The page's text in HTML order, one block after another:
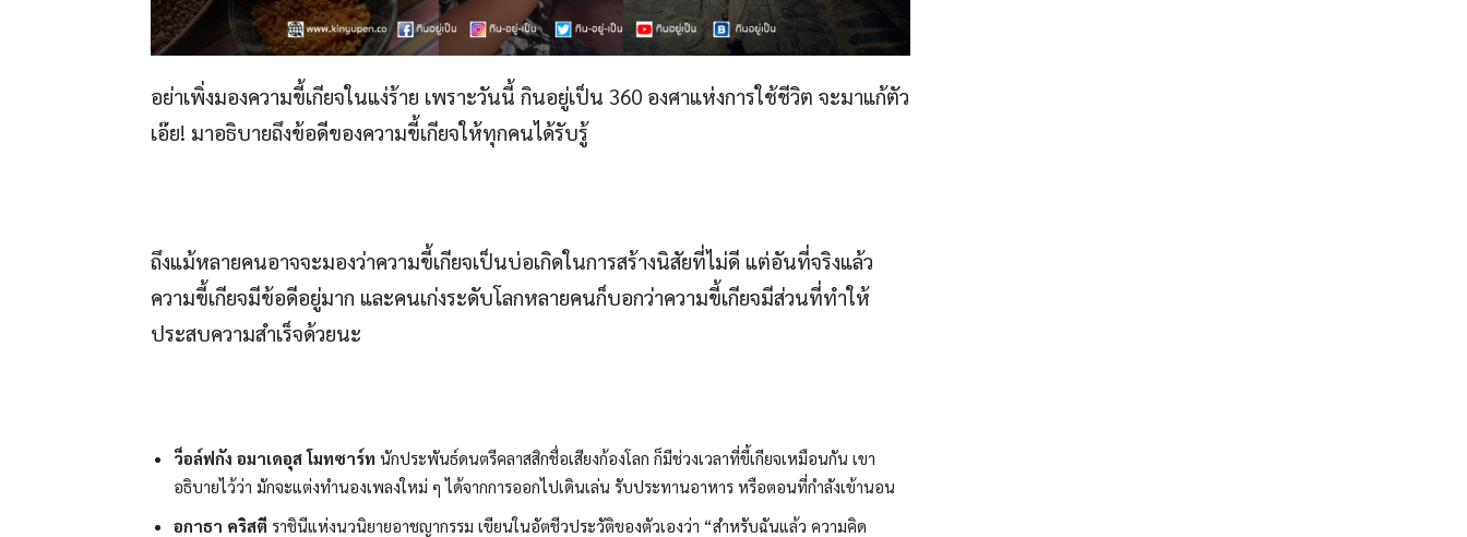
อย่าเพิ่งมองความขี้เกียจในแง่ร้าย เพราะวันนี้ กินอยู่เป็น 360 องศาแห่งการใช้ชีวิต จะมาแก้ตัว
เอ๊ย! มาอธิบายถึงข้อดีของความขี้เกียจให้ทุกคนได้รับรู้
ถึงแม้หลายคนอาจจะมองว่าความขี้เกียจเป็นบ่อเกิดในการสร้างนิสัยที่ไม่ดี แต่อันที่จริงแล้ว
ความขี้เกียจมีข้อดีอยู่มาก และคนเก่งระดับโลกหลายคนก็บอกว่าความขี้เกียจมีส่วนที่ทำให้
ประสบความสำเร็จด้วยนะ
ว็อล์ฟกัง อมาเดอุส โมทซาร์ท นักประพันธ์ดนตรีคลาสสิกชื่อเสียงก้องโลก ก็มีช่วงเวลาที่ขี้เกียจเหมือนกัน เขา
อธิบายไว้ว่า มักจะแต่งทำนองเพลงใหม่ ๆ ได้จากการออกไปเดินเล่น รับประทานอาหาร หรือตอนที่กำลังเข้านอน
อกาธา คริสตี ราชินีแห่งนวนิยายอาชญากรรม เขียนในอัตชีวประวัติของตัวเองว่า “สำหรับฉันแล้ว ความคิด